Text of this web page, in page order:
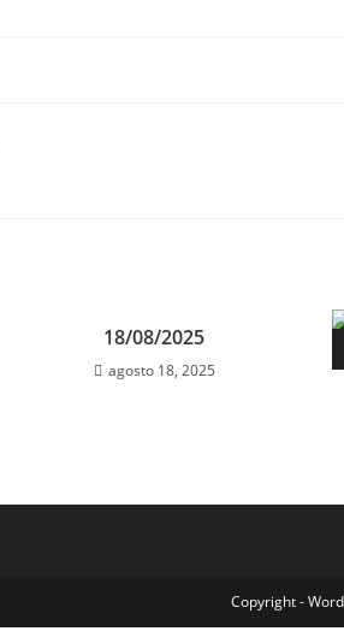
18/08/2025
agosto 18, 2025
Copyright -